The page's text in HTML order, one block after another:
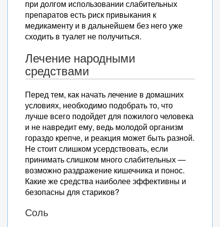
при долгом использовании слабительных
препаратов есть риск привыкания к
медикаменту и в дальнейшем без него уже
сходить в туалет не получиться.
Лечение народными
средствами
Перед тем, как начать лечение в домашних
условиях, необходимо подобрать то, что
лучше всего подойдет для пожилого человека
и не навредит ему, ведь молодой организм
гораздо крепче, и реакция может быть разной.
Не стоит слишком усердствовать, если
принимать слишком много слабительных —
возможно раздражение кишечника и понос.
Какие же средства наиболее эффективны и
безопасны для стариков?
Соль